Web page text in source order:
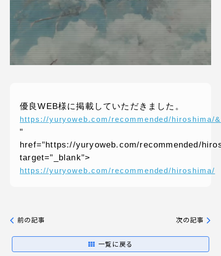
ヒラメキペーパー
オミラボ
WEBでお問い合わせ
( 24時間365日いつでも受付対応 )
優良WEB様に掲載していただきました。
https://yuryoweb.com/recommended/hiroshima/
"
href="https://yuryoweb.com/recommended/
target="_blank">
https://yuryoweb.com/recommended/hiroshima/
前の記事
一覧に戻る
次の記事